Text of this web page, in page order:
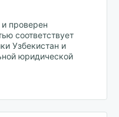
проверен
соответствует
Узбекистан и
юридической